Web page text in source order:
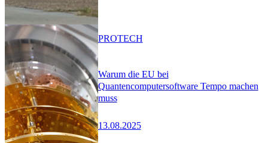
Warum die EU bei
Quantencomputersoftware Tempo machen
muss
13.08.2025
PROTECH